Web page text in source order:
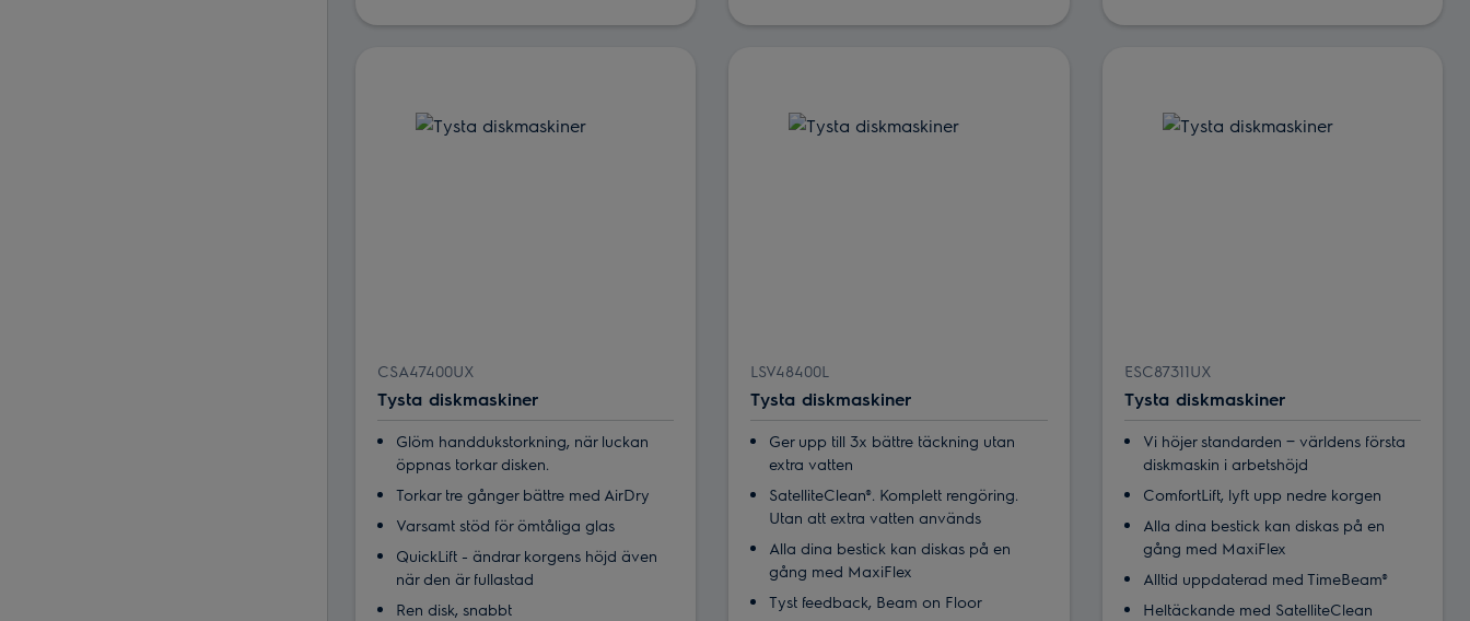
CSA47400UX
Tysta diskmaskiner
Glöm handdukstorkning, när luckan
öppnas torkar disken.
Torkar tre gånger bättre med AirDry
Varsamt stöd för ömtåliga glas
QuickLift - ändrar korgens höjd även
när den är fullastad
Ren disk, snabbt
LSV48400L
Tysta diskmaskiner
Ger upp till 3x bättre täckning utan
extra vatten
SatelliteClean®. Komplett rengöring.
Utan att extra vatten används
Alla dina bestick kan diskas på en
gång med MaxiFlex
Tyst feedback, Beam on Floor
ESC87311UX
Tysta diskmaskiner
Vi höjer standarden ‒ världens första
diskmaskin i arbetshöjd
ComfortLift, lyft upp nedre korgen
Alla dina bestick kan diskas på en
gång med MaxiFlex
Alltid uppdaterad med TimeBeam®
Heltäckande med SatelliteClean